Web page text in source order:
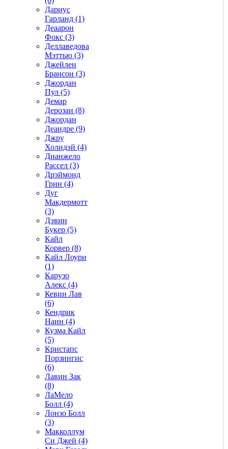
Дариус
Гарланд (1)
Деаарон
Фокс (3)
Деллаведова
Мэттью (3)
Джейлен
Брансон (3)
Джордан
Пул (5)
Демар
Дерозан (8)
Джордан
Деандре (9)
Джру
Холидэй (4)
Дианжело
Рассел (3)
Дрэймонд
Грин (4)
Дуг
Макдермотт
(3)
Дэвин
Букер (5)
Кайл
Корвер (8)
Кайл Лоури
(1)
Карузо
Алекс (4)
Кевин Лав
(6)
Кендрик
Нанн (4)
Кузма Кайл
(5)
Кристапс
Порзингис
(6)
Лавин Зак
(8)
ЛаМело
Болл (4)
Лонзо Болл
(3)
Макколлум
Си Джей (4)